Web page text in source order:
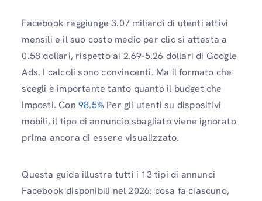
Facebook raggiunge 3.07 miliardi di utenti attivi
mensili e il suo costo medio per clic si attesta a
0.58 dollari, rispetto ai 2.69-5.26 dollari di Google
Ads. I calcoli sono convincenti. Ma il formato che
scegli è importante tanto quanto il budget che
imposti. Con 98.5% Per gli utenti su dispositivi
mobili, il tipo di annuncio sbagliato viene ignorato
prima ancora di essere visualizzato.
Questa guida illustra tutti i 13 tipi di annunci
Facebook disponibili nel 2026: cosa fa ciascuno,